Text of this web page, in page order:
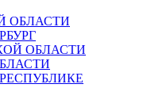
ОБЛАСТИ
ОБЛАСТИ